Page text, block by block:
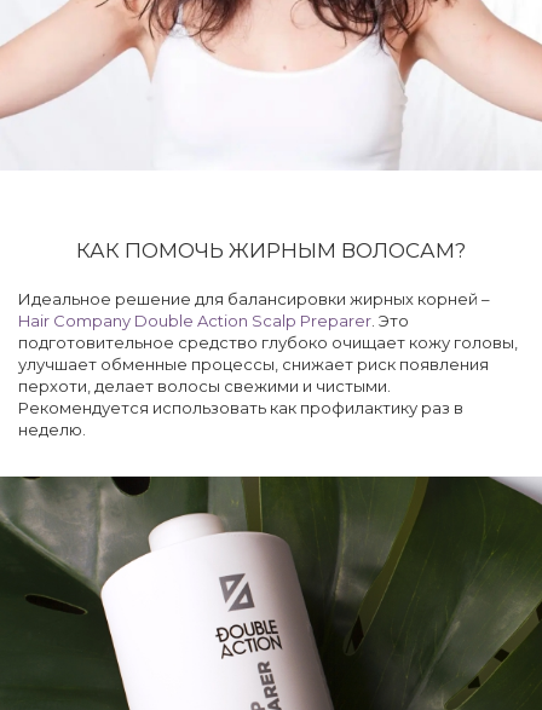
КАК ПОМОЧЬ ЖИРНЫМ ВОЛОСАМ?
Идеальное решение для балансировки жирных корней –
Hair Company Double Action Scalp Preparer . Это
подготовительное средство глубоко очищает кожу головы,
улучшает обменные процессы, снижает риск появления
перхоти, делает волосы свежими и чистыми.
Рекомендуется использовать как профилактику раз в
неделю.